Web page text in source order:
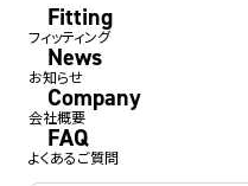
Fitting
フィッティング
News
お知らせ
Company
会社概要
FAQ
よくあるご質問